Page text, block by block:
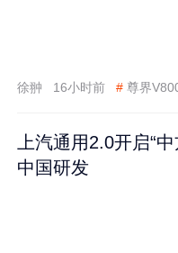
徐翀 16小时前 # 尊界
上汽通用2.0开启“
中国研发